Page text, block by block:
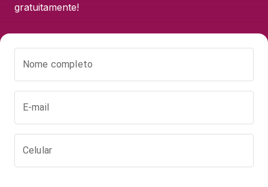
gratuitamente!
Nome completo
E-mail
Celular